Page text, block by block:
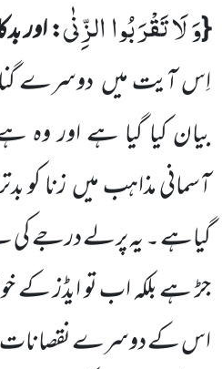
{وَ لَا تَقْرَبُوا الزِّنٰى: اور
اِس آیت میںدوسرے
بیان کیا گیا ہےاور وہ
آسمانی مذاہب میںزنا کو
گیاہے ۔ یہ پرلے درجے کی
جڑ ہے بلکہ اب تو ایڈز
اس کے دوسرے نقصانات